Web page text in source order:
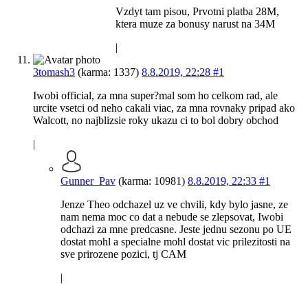
Vzdyt tam pisou, Prvotni platba 28M,
ktera muze za bonusy narust na 34M
|
3tomash3 (karma: 1337) 8.8.2019, 22:28 #1
Iwobi official, za mna super?mal som ho celkom rad, ale
urcite vsetci od neho cakali viac, za mna rovnaky pripad ako
Walcott, no najblizsie roky ukazu ci to bol dobry obchod
|
Gunner_Pav (karma: 10981) 8.8.2019, 22:33 #1
Jenze Theo odchazel uz ve chvili, kdy bylo jasne, ze
nam nema moc co dat a nebude se zlepsovat, Iwobi
odchazi za mne predcasne. Jeste jednu sezonu po UE
dostat mohl a specialne mohl dostat vic prilezitosti na
sve prirozene pozici, tj CAM
|